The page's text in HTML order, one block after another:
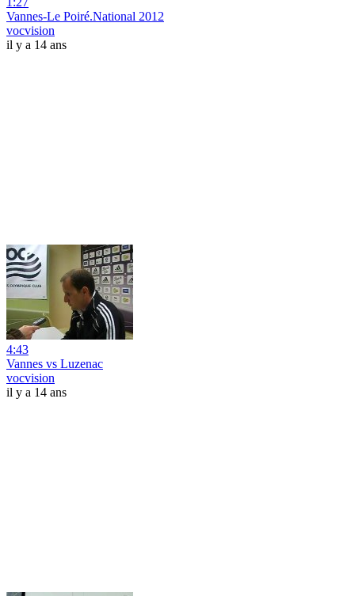
Vannes-Le Poiré.National 2012
vocvision
il y a 14 ans
4:43
Vannes vs Luzenac
vocvision
il y a 14 ans